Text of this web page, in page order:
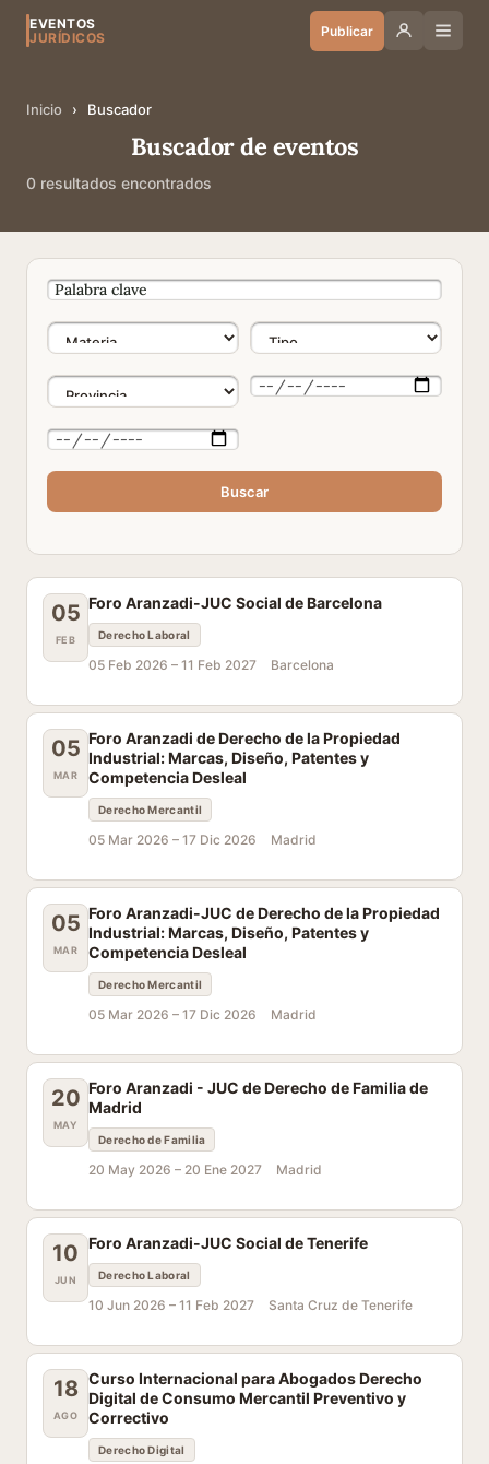
EVENTOS
JURÍDICOS
Publicar
Inicio › Buscador
Buscador de eventos
0 resultados encontrados
Buscar
05
FEB
Foro Aranzadi-JUC Social de Barcelona
Derecho Laboral
05 Feb 2026 – 11 Feb 2027 Barcelona
05
MAR
Foro Aranzadi de Derecho de la Propiedad
Industrial: Marcas, Diseño, Patentes y
Competencia Desleal
Derecho Mercantil
05 Mar 2026 – 17 Dic 2026 Madrid
05
MAR
Foro Aranzadi-JUC de Derecho de la Propiedad
Industrial: Marcas, Diseño, Patentes y
Competencia Desleal
Derecho Mercantil
05 Mar 2026 – 17 Dic 2026 Madrid
20
MAY
Foro Aranzadi - JUC de Derecho de Familia de
Madrid
Derecho de Familia
20 May 2026 – 20 Ene 2027 Madrid
10
JUN
Foro Aranzadi-JUC Social de Tenerife
Derecho Laboral
10 Jun 2026 – 11 Feb 2027 Santa Cruz de Tenerife
18
AGO
Curso Internacional para Abogados Derecho
Digital de Consumo Mercantil Preventivo y
Correctivo
Derecho Digital